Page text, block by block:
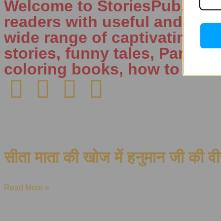
Welcome to
readers with useful and
wide range of captivating
stories, funny tales,
coloring books, how to
सीता माता की खोज में हनुमान जी की
Read More »